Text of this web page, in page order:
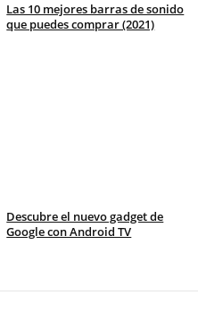
Las 10 mejores barras de sonido
que puedes comprar (2021)
Descubre el nuevo gadget de
Google con Android TV